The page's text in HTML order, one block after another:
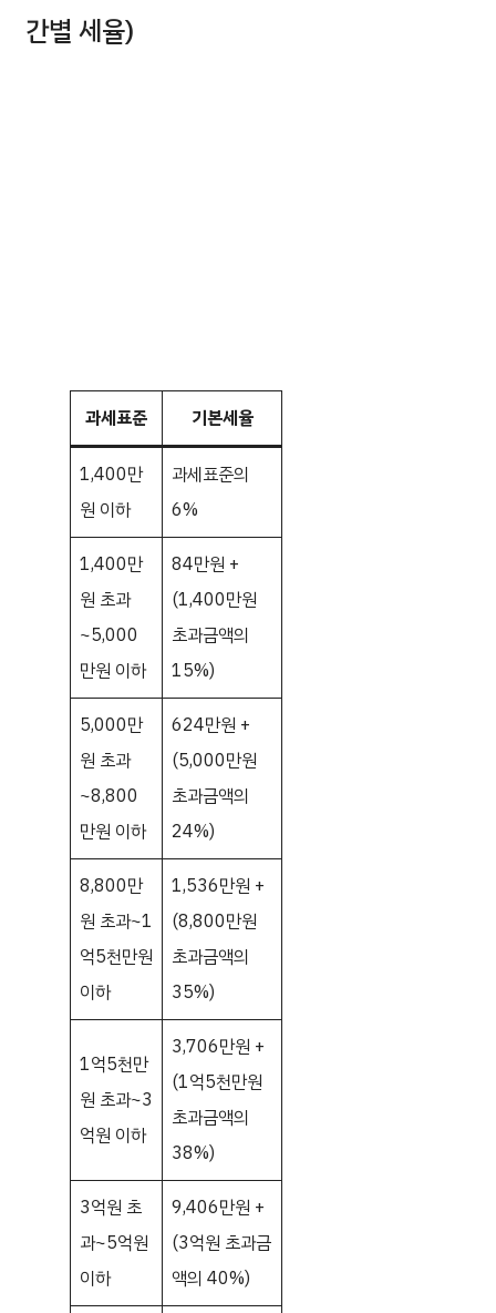
간별 세율)
과세표준 기본세율
1,400만
원 이하
과세표준의
6%
1,400만
원 초과
~5,000
만원 이하
84만원 +
(1,400만원
초과금액의
15%)
5,000만
원 초과
~8,800
만원 이하
624만원 +
(5,000만원
초과금액의
24%)
8,800만
원 초과~1
억5천만원
이하
1,536만원 +
(8,800만원
초과금액의
35%)
1억5천만
원 초과~3
억원 이하
3,706만원 +
(1억5천만원
초과금액의
38%)
3억원 초
과~5억원
이하
9,406만원 +
(3억원 초과금
액의 40%)